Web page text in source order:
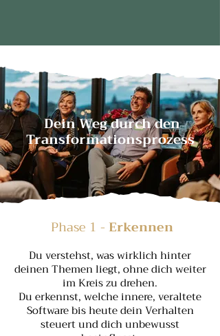
Dein Weg durch den
Transformationsprozess
Phase 1 -Erkennen
Du verstehst, was wirklich hinter
deinen Themen liegt, ohne dich weiter
im Kreis zu drehen.
Du erkennst, welche innere, veraltete
Software bis heute dein Verhalten
steuert und dich unbewusst